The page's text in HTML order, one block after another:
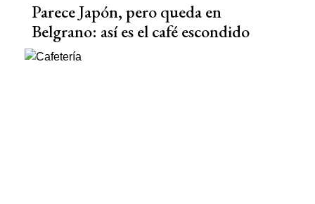
Parece Japón, pero queda en
Belgrano: así es el café escondido